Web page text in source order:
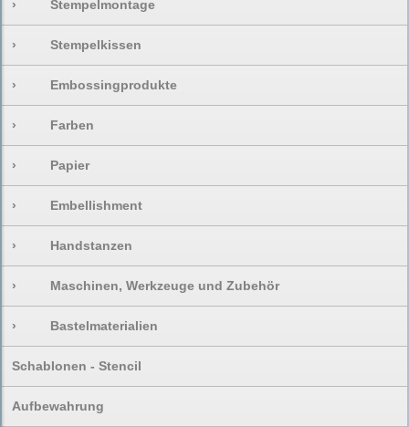
› Stempelmontage
› Stempelkissen
› Embossingprodukte
› Farben
› Papier
› Embellishment
› Handstanzen
› Maschinen, Werkzeuge und Zubehör
› Bastelmaterialien
Schablonen - Stencil
Aufbewahrung